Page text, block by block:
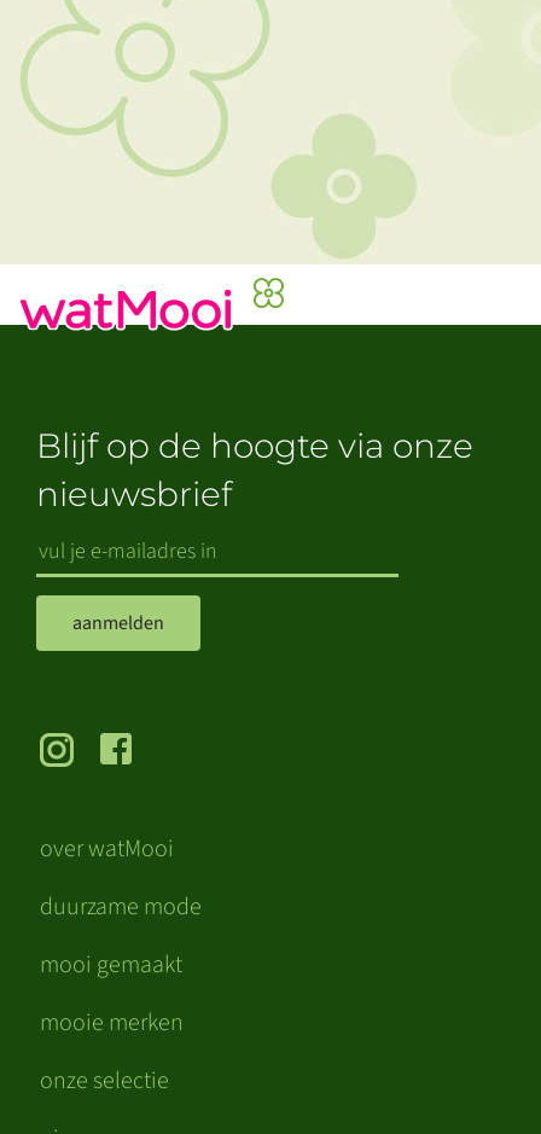
over watMooi
duurzame mode
mooi gemaakt
mooie merken
onze selectie
Blijf op de hoogte via onze
nieuwsbrief
aanmelden